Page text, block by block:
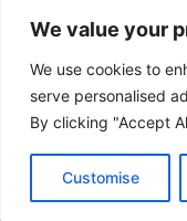
We value your
We use cookies to
serve personalised
By clicking "Accept
Customise
Wykonanie::Agencja
Disclaimer